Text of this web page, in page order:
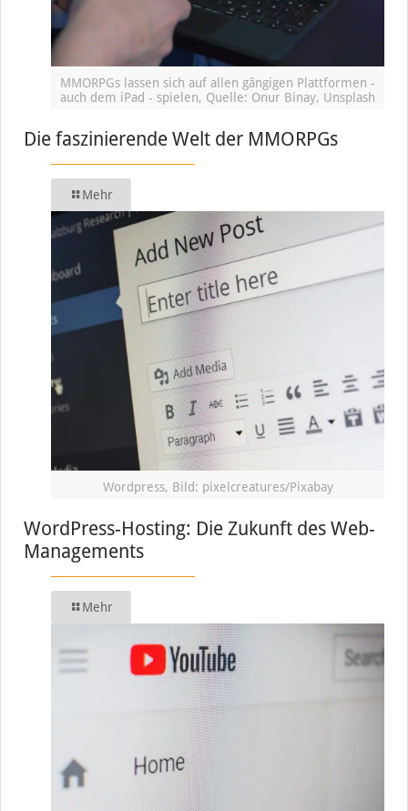
MMORPGs lassen sich auf allen gängigen Plattformen -
auch dem iPad - spielen, Quelle: Onur Binay, Unsplash
Die faszinierende Welt der MMORPGs
Mehr
Wordpress, Bild: pixelcreatures/Pixabay
WordPress-Hosting: Die Zukunft des Web-
Managements
Mehr